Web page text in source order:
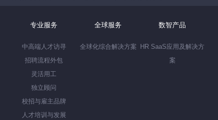
专业服务
中高端人才访寻
招聘流程外包
灵活用工
独立顾问
校招与雇主品牌
人才培训与发展
全球服务
全球化综合解决方案
数智产品
HR SaaS应用及解决方
案